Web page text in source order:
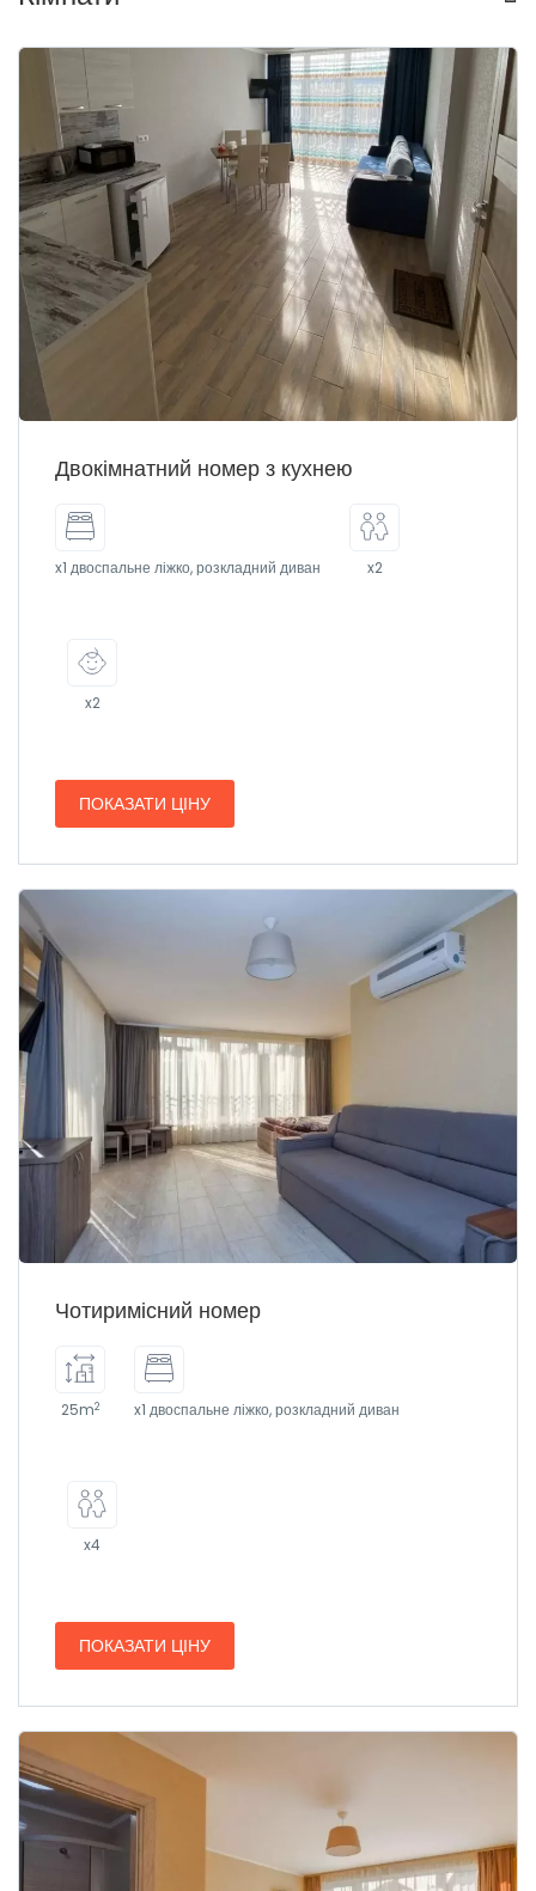
Двокімнатний номер з кухнею
x1 двоспальне ліжко, розкладний диван x2
x2
ПОКАЗАТИ ЦІНУ
Чотиримісний номер
25m2 x1 двоспальне ліжко, розкладний диван
x4
ПОКАЗАТИ ЦІНУ